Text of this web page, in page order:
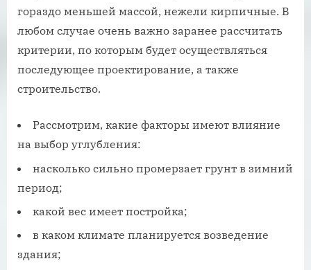
гораздо меньшей массой, нежели кирпичные. В
любом случае очень важно заранее рассчитать
критерии, по которым будет осуществляться
последующее проектирование, а также
строительство.
Рассмотрим, какие факторы имеют влияние
на выбор углубления:
насколько сильно промерзает грунт в зимний
период;
какой вес имеет постройка;
в каком климате планируется возведение
здания;